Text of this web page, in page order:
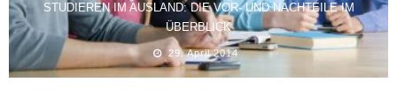
STUDIEREN IM AUSLAND: DIE VOR- UND NACHTEILE IM
ÜBERBLICK
29. April 2014